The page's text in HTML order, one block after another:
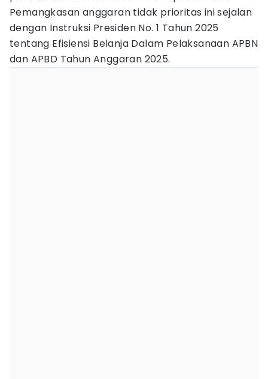
Pemangkasan anggaran tidak prioritas ini sejalan
dengan Instruksi Presiden No. 1 Tahun 2025
tentang Efisiensi Belanja Dalam Pelaksanaan APBN
dan APBD Tahun Anggaran 2025.